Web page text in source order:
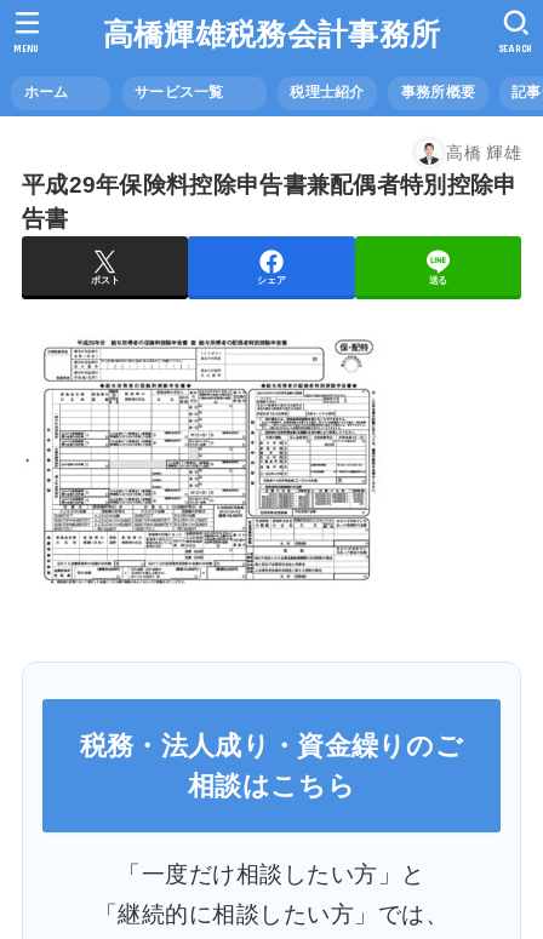
高橋輝雄税務会計事務所
ホーム サービス一覧 税理士紹介 事務所概要 記
SEARCH
MENU
高橋 輝雄
平成29年保険料控除申告書兼配偶者特別控除申
告書
ポスト シェア 送る
税務・法人成り・資金繰りのご
相談はこちら
「一度だけ相談したい方」と
「継続的に相談したい方」では、